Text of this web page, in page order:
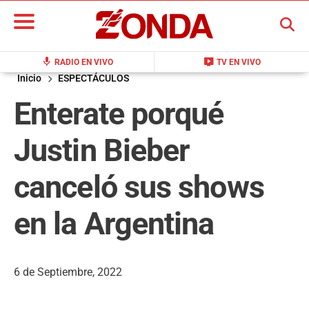
mic RADIO EN VIVO live_tv TV EN VIVO
BUSCAR
Inicio ESPECTÁCULOS
Enterate porqué
Justin Bieber
canceló sus shows
en la Argentina
6 de Septiembre, 2022